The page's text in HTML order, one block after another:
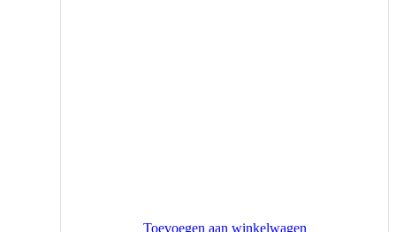
Toevoegen aan winkelwagen